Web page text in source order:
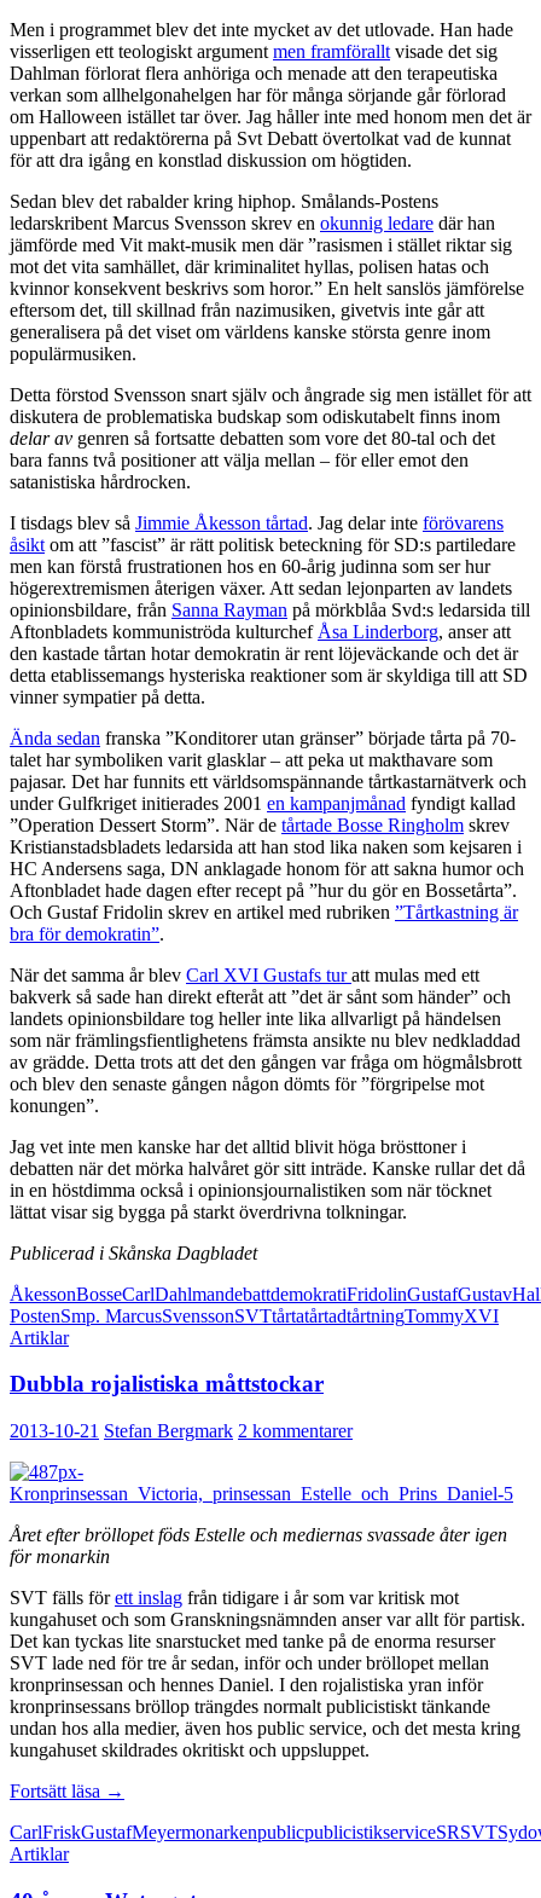
Men i programmet blev det inte mycket av det utlovade. Han hade
visserligen ett teologiskt argument men framförallt visade det sig
Dahlman förlorat flera anhöriga och menade att den terapeutiska
verkan som allhelgonahelgen har för många sörjande går förlorad
om Halloween istället tar över. Jag håller inte med honom men det är
uppenbart att redaktörerna på Svt Debatt övertolkat vad de kunnat
för att dra igång en konstlad diskussion om högtiden.
Sedan blev det rabalder kring hiphop. Smålands-Postens
ledarskribent Marcus Svensson skrev en okunnig ledare där han
jämförde med Vit makt-musik men där ”rasismen i stället riktar sig
mot det vita samhället, där kriminalitet hyllas, polisen hatas och
kvinnor konsekvent beskrivs som horor.” En helt sanslös jämförelse
eftersom det, till skillnad från nazimusiken, givetvis inte går att
generalisera på det viset om världens kanske största genre inom
populärmusiken.
Detta förstod Svensson snart själv och ångrade sig men istället för att
diskutera de problematiska budskap som odiskutabelt finns inom
delar av genren så fortsatte debatten som vore det 80-tal och det
bara fanns två positioner att välja mellan – för eller emot den
satanistiska hårdrocken.
I tisdags blev så Jimmie Åkesson tårtad. Jag delar inte förövarens
åsikt om att ”fascist” är rätt politisk beteckning för SD:s partiledare
men kan förstå frustrationen hos en 60-årig judinna som ser hur
högerextremismen återigen växer. Att sedan lejonparten av landets
opinionsbildare, från Sanna Rayman på mörkblåa Svd:s ledarsida till
Aftonbladets kommuniströda kulturchef Åsa Linderborg, anser att
den kastade tårtan hotar demokratin är rent löjeväckande och det är
detta etablissemangs hysteriska reaktioner som är skyldiga till att SD
vinner sympatier på detta.
Ända sedan franska ”Konditorer utan gränser” började tårta på 70-
talet har symboliken varit glasklar – att peka ut makthavare som
pajasar. Det har funnits ett världsomspännande tårtkastarnätverk och
under Gulfkriget initierades 2001 en kampanjmånad fyndigt kallad
”Operation Dessert Storm”. När de tårtade Bosse Ringholm skrev
Kristianstadsbladets ledarsida att han stod lika naken som kejsaren i
HC Andersens saga, DN anklagade honom för att sakna humor och
Aftonbladet hade dagen efter recept på ”hur du gör en Bossetårta”.
Och Gustaf Fridolin skrev en artikel med rubriken ”Tårtkastning är
bra för demokratin”.
När det samma år blev Carl XVI Gustafs turatt mulas med ett
bakverk så sade han direkt efteråt att ”det är sånt som händer” och
landets opinionsbildare tog heller inte lika allvarligt på händelsen
som när främlingsfientlighetens främsta ansikte nu blev nedkladdad
av grädde. Detta trots att det den gången var fråga om högmålsbrott
och blev den senaste gången någon dömts för ”förgripelse mot
konungen”.
Jag vet inte men kanske har det alltid blivit höga brösttoner i
debatten när det mörka halvåret gör sitt inträde. Kanske rullar det då
in en höstdimma också i opinionsjournalistiken som när töcknet
lättat visar sig bygga på starkt överdrivna tolkningar.
Publicerad i Skånska Dagbladet
ÅkessonBosseCarlDahlmandebattdemokratiFridolinGustafGustav
PostenSmp. MarcusSvenssonSVTtårtatårtadtårtningTommyXVI
Artiklar
Dubbla rojalistiska måttstockar
2013-10-21 Stefan Bergmark 2 kommentarer
Året efter bröllopet föds Estelle och mediernas svassade åter igen
för monarkin
SVT fälls förett inslag från tidigare i år som var kritisk mot
kungahuset och som Granskningsnämnden anser var allt för partisk.
Det kan tyckas lite snarstucket med tanke på de enorma resurser
SVT lade ned för tre år sedan, inför och under bröllopet mellan
kronprinsessan och hennes Daniel. I den rojalistiska yran inför
kronprinsessans bröllop trängdes normalt publicistiskt tänkande
undan hos alla medier, även hos public service, och det mesta kring
kungahuset skildrades okritiskt och uppsluppet.
Fortsätt läsa Dubbla
måttstockar
→
CarlFriskGustafMeyermonarkenpublicpublicistikserviceSRSVT
Artiklar